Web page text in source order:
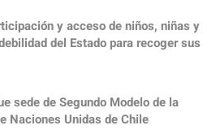
y acceso de niños, niñas y
del Estado para recoger sus
sede de Segundo Modelo de la
Naciones Unidas de Chile